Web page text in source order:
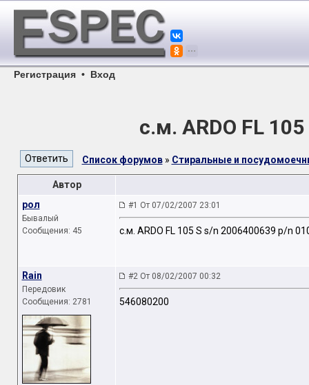
Регистрация • Вход
с.м. ARDO FL
Список форумов» Стиральные и
Автор
рол
Бывалый
Сообщения: 45
#1 От 07/02/2007 23:01
с.м. ARDO FL 105 S s/n 2006400639 p/n
Rain
Передовик
Сообщения: 2781
#2 От 08/02/2007 00:32
546080200